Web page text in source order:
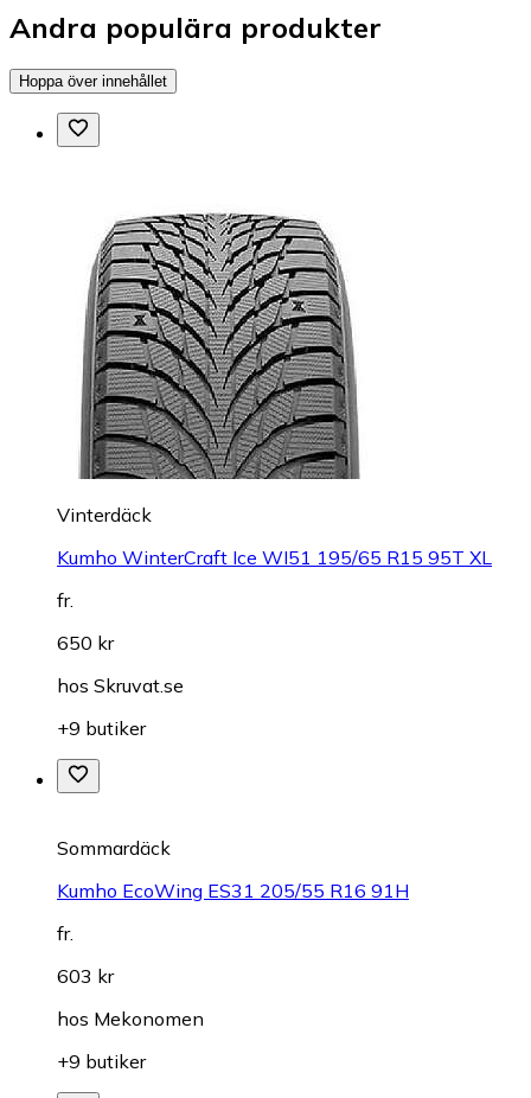
Andra populära produkter
Hoppa över innehållet
Vinterdäck
Kumho WinterCraft Ice WI51 195/65 R15 95T XL
fr.
650 kr
hos Skruvat.se
+9 butiker
Sommardäck
Kumho EcoWing ES31 205/55 R16 91H
fr.
603 kr
hos Mekonomen
+9 butiker